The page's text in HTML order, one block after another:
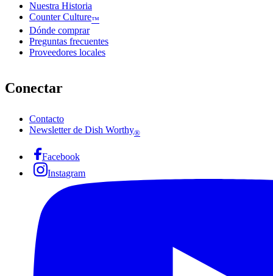
Nuestra Historia
Counter Culture™
Dónde comprar
Preguntas frecuentes
Proveedores locales
Conectar
Contacto
Newsletter de Dish Worthy®
Facebook
Instagram